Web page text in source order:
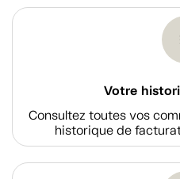
Votre
Consultez toutes vos
historique de